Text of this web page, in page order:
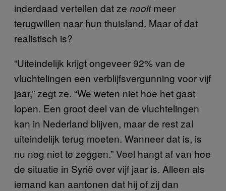
inderdaad vertellen dat ze nooitmeer
terugwillen naar hun thuisland. Maar of dat
realistisch is?
“Uiteindelijk krijgt ongeveer 92% van de
vluchtelingen een verblijfsvergunning voor vijf
jaar,” zegt ze. “We weten niet hoe het gaat
lopen. Een groot deel van de vluchtelingen
kan in Nederland blijven, maar de rest zal
uiteindelijk terug moeten. Wanneer dat is, is
nu nog niet te zeggen.” Veel hangt af van hoe
de situatie in Syrië over vijf jaar is. Alleen als
iemand kan aantonen dat hij of zij dan